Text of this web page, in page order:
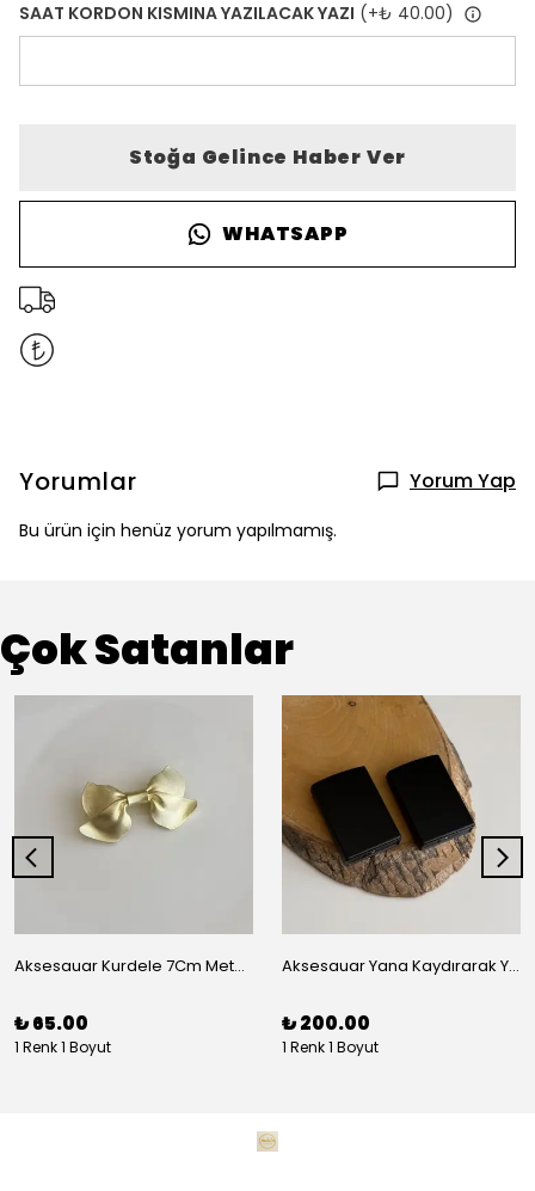
SAAT KORDON KISMINA YAZILACAK YAZI (+₺ 40.00)
Stoğa Gelince Haber Ver
WHATSAPP
Yorumlar Yorum Yap
Bu ürün için henüz yorum yapılmamış.
Çok Satanlar
Aksesauar Kurdele 7Cm Metal Pens Toka
₺ 65.00
1 Renk 1 Boyut
Aksesauar Yana Kaydırarak Yanmalı Kum Siyah Çakmak
₺ 200.00
1 Renk 1 Boyut